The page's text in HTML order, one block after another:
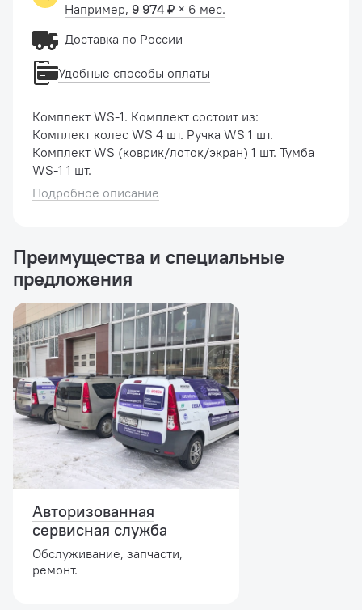
Комплект WS-1. Комплект состоит из:
Комплект колес WS 4 шт. Ручка WS 1 шт.
Комплект WS (коврик/лоток/экран) 1 шт. Тумба
WS-1 1 шт.
Подробное описание
Например, 9 974 ₽ × 6 мес.
Доставка по России
Удобные способы оплаты
Преимущества и специальные
предложения
Авторизованная
сервисная служба
Обслуживание, запчасти,
ремонт.